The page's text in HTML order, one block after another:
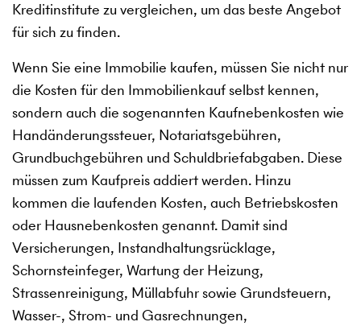
Kreditinstitute zu vergleichen, um das beste Angebot
für sich zu finden.
Wenn Sie eine Immobilie kaufen, müssen Sie nicht nur
die Kosten für den Immobilienkauf selbst kennen,
sondern auch die sogenannten Kaufnebenkosten wie
Handänderungssteuer, Notariatsgebühren,
Grundbuchgebühren und Schuldbriefabgaben. Diese
müssen zum Kaufpreis addiert werden. Hinzu
kommen die laufenden Kosten, auch Betriebskosten
oder Hausnebenkosten genannt. Damit sind
Versicherungen, Instandhaltungsrücklage,
Schornsteinfeger, Wartung der Heizung,
Strassenreinigung, Müllabfuhr sowie Grundsteuern,
Wasser-, Strom- und Gasrechnungen,